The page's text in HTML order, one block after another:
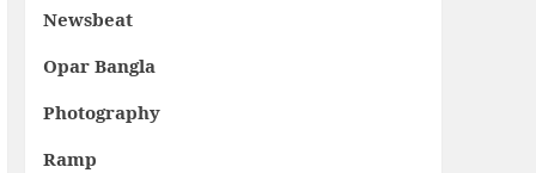
Newsbeat
Opar Bangla
Photography
Ramp